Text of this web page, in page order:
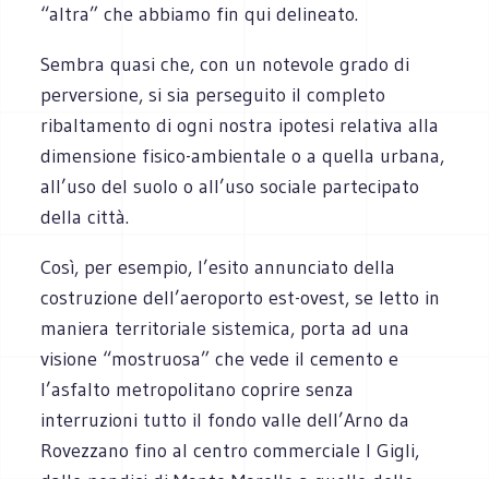
“altra” che abbiamo fin qui delineato.
Sembra quasi che, con un notevole grado di
perversione, si sia perseguito il completo
ribaltamento di ogni nostra ipotesi relativa alla
dimensione fisico-ambientale o a quella urbana,
all’uso del suolo o all’uso sociale partecipato
della città.
Così, per esempio, l’esito annunciato della
costruzione dell’aeroporto est-ovest, se letto in
maniera territoriale sistemica, porta ad una
visione “mostruosa” che vede il cemento e
l’asfalto metropolitano coprire senza
interruzioni tutto il fondo valle dell’Arno da
Rovezzano fino al centro commerciale I Gigli,